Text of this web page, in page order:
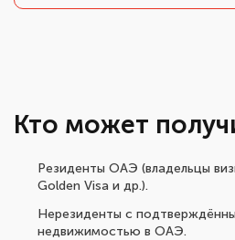
Кто может
Резиденты ОАЭ (владельцы
Golden Visa и др.).
Нерезиденты с
недвижимостью в ОАЭ.